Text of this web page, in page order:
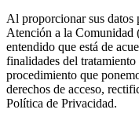
Al proporcionar sus datos
Atención a la Comunidad
entendido que está de
finalidades del
procedimiento que
derechos de acceso,
Política de Privacidad.